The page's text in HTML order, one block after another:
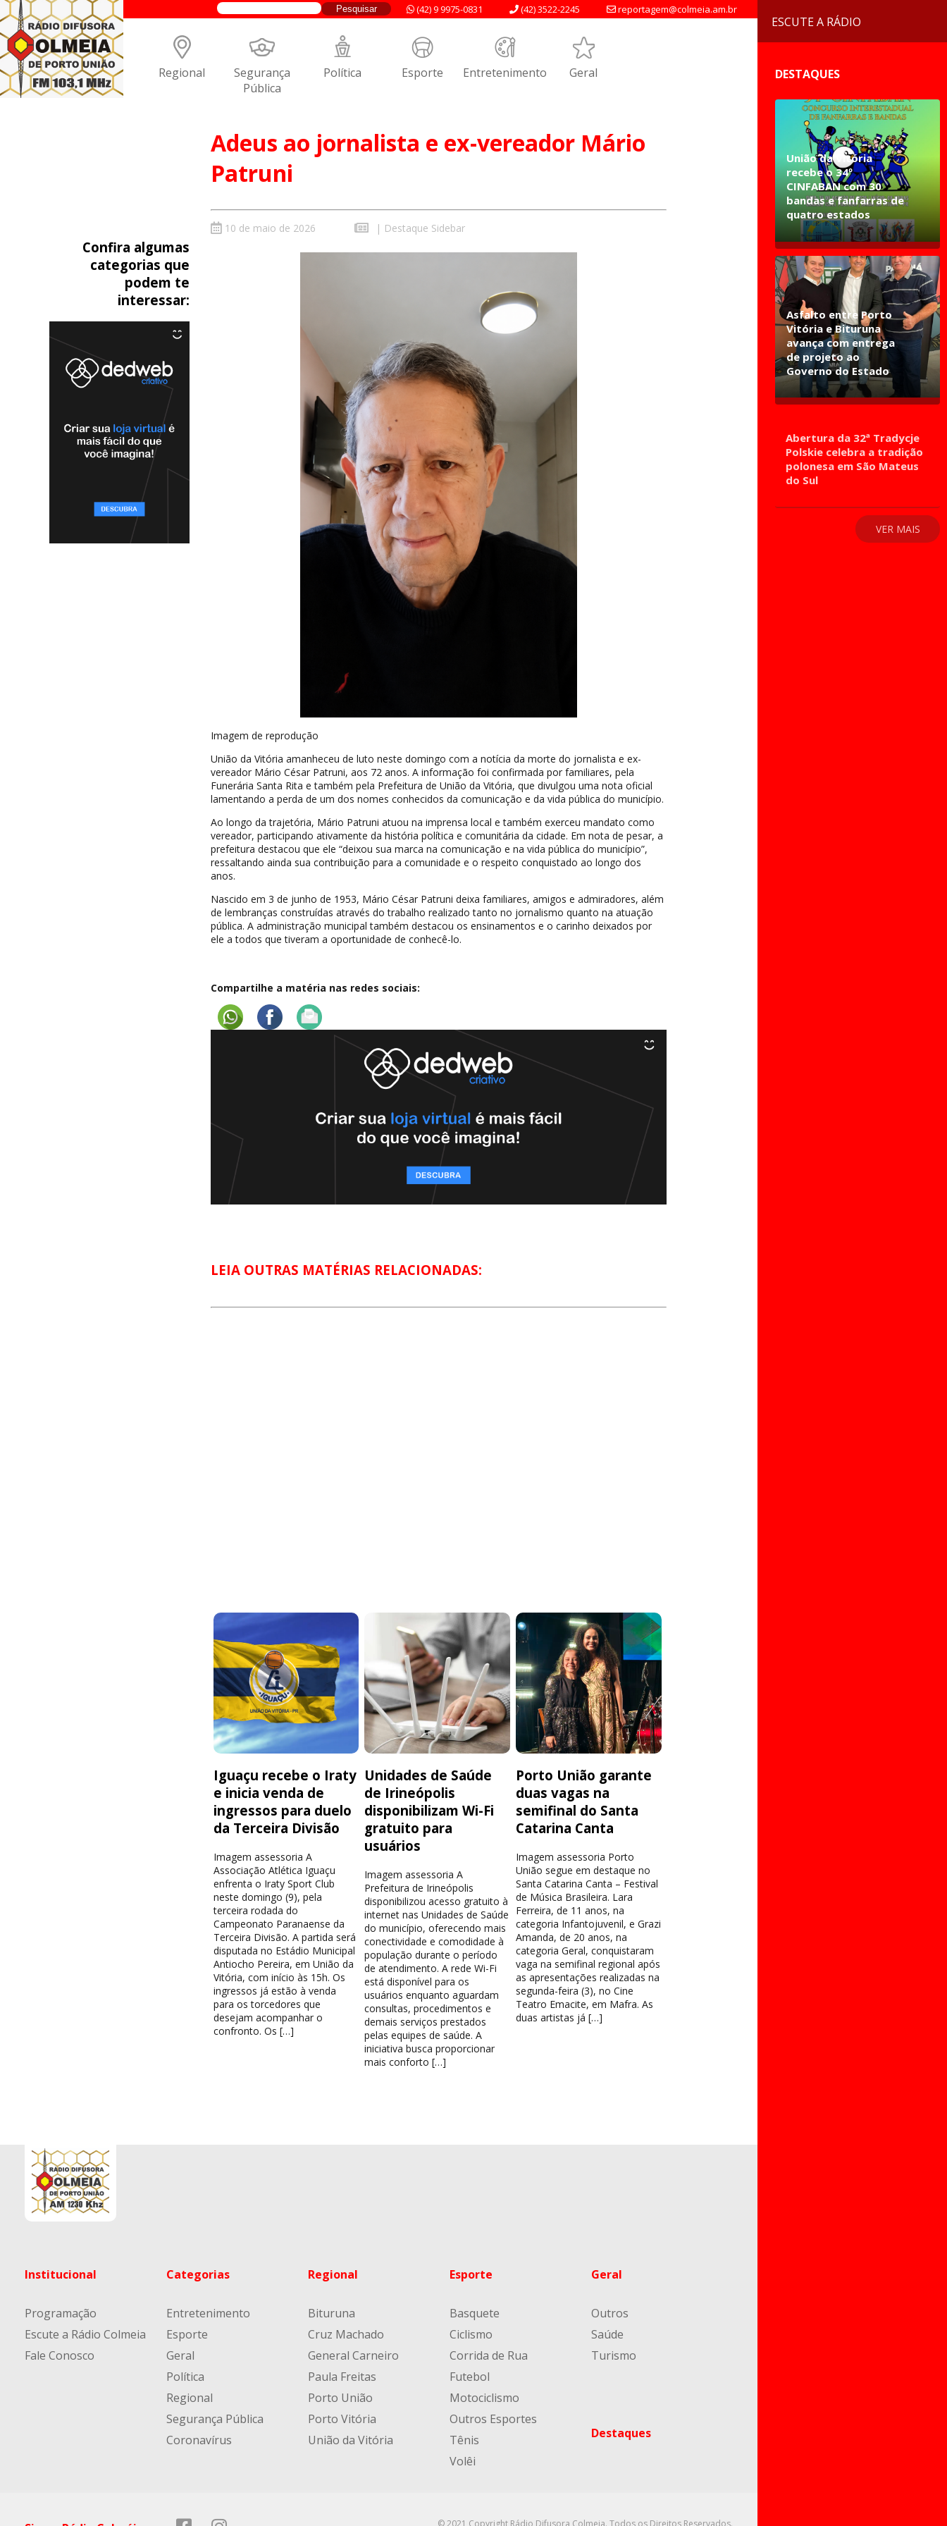
reportagem@colmeia.am.br
(42) 3522-2245
(42) 9 9975-0831
Regional Segurança
Pública
Política Esporte Entretenimento Geral
Adeus ao jornalista e ex-vereador Mário
Patruni
Confira algumas
categorias que
podem te
interessar:
10 de maio de 2026 | Destaque Sidebar
Imagem de reprodução
União da Vitória amanheceu de luto neste domingo com a notícia da morte do jornalista e ex-
vereador Mário César Patruni, aos 72 anos. A informação foi confirmada por familiares, pela
Funerária Santa Rita e também pela Prefeitura de União da Vitória, que divulgou uma nota oficial
lamentando a perda de um dos nomes conhecidos da comunicação e da vida pública do município.
Ao longo da trajetória, Mário Patruni atuou na imprensa local e também exerceu mandato como
vereador, participando ativamente da história política e comunitária da cidade. Em nota de pesar, a
prefeitura destacou que ele “deixou sua marca na comunicação e na vida pública do município”,
ressaltando ainda sua contribuição para a comunidade e o respeito conquistado ao longo dos
anos.
Nascido em 3 de junho de 1953, Mário César Patruni deixa familiares, amigos e admiradores, além
de lembranças construídas através do trabalho realizado tanto no jornalismo quanto na atuação
pública. A administração municipal também destacou os ensinamentos e o carinho deixados por
ele a todos que tiveram a oportunidade de conhecê-lo.
Compartilhe a matéria nas redes sociais:
LEIA OUTRAS MATÉRIAS RELACIONADAS:
Iguaçu recebe o Iraty
e inicia venda de
ingressos para duelo
da Terceira Divisão
Imagem assessoria A
Associação Atlética Iguaçu
enfrenta o Iraty Sport Club
neste domingo (9), pela
terceira rodada do
Campeonato Paranaense da
Terceira Divisão. A partida será
disputada no Estádio Municipal
Antiocho Pereira, em União da
Vitória, com início às 15h. Os
ingressos já estão à venda
para os torcedores que
desejam acompanhar o
confronto. Os […]
Unidades de Saúde
de Irineópolis
disponibilizam Wi-Fi
gratuito para
usuários
Imagem assessoria A
Prefeitura de Irineópolis
disponibilizou acesso gratuito à
internet nas Unidades de Saúde
do município, oferecendo mais
conectividade e comodidade à
população durante o período
de atendimento. A rede Wi-Fi
está disponível para os
usuários enquanto aguardam
consultas, procedimentos e
demais serviços prestados
pelas equipes de saúde. A
iniciativa busca proporcionar
mais conforto […]
Porto União garante
duas vagas na
semifinal do Santa
Catarina Canta
Imagem assessoria Porto
União segue em destaque no
Santa Catarina Canta – Festival
de Música Brasileira. Lara
Ferreira, de 11 anos, na
categoria Infantojuvenil, e Grazi
Amanda, de 20 anos, na
categoria Geral, conquistaram
vaga na semifinal regional após
as apresentações realizadas na
segunda-feira (3), no Cine
Teatro Emacite, em Mafra. As
duas artistas já […]
Institucional
Programação
Escute a Rádio Colmeia
Fale Conosco
Categorias
Entretenimento
Esporte
Geral
Política
Regional
Segurança Pública
Coronavírus
Regional
Bituruna
Cruz Machado
General Carneiro
Paula Freitas
Porto União
Porto Vitória
União da Vitória
Esporte
Basquete
Ciclismo
Corrida de Rua
Futebol
Motociclismo
Outros Esportes
Tênis
Volêi
Geral
Outros
Saúde
Turismo
Destaques
ESCUTE A RÁDIO
DESTAQUES
União da Vitória
recebe o 34º
CINFABAN com 30
bandas e fanfarras de
quatro estados
Asfalto entre Porto
Vitória e Bituruna
avança com entrega
de projeto ao
Governo do Estado
Abertura da 32ª Tradycje
Polskie celebra a tradição
polonesa em São Mateus
do Sul
VER MAIS